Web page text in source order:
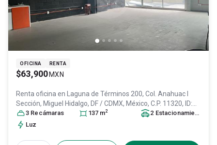
OFICINA RENTA
$63,900 MXN
Renta oficina en
Laguna de Términos 200, Col. Anahuac I
Sección, Miguel Hidalgo, DF / CDMX, México, C.P. 11320, ID:
31443445
3 Recámaras 137 m2 2 Estacionamiento
Luz